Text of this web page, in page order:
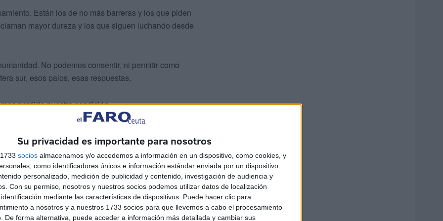
Su privacidad es importante para nosotros
socios almacenamos y/o accedemos a información en un dispositivo, como cookies, y
como identificadores únicos e información estándar enviada por un dispositivo
personalizado, medición de publicidad y contenido, investigación de audiencia y
Con su permiso, nosotros y nuestros socios podemos utilizar datos de localización
mediante las características de dispositivos. Puede hacer clic para
a nosotros y a nuestros 1733 socios para que llevemos a cabo el procesamiento
De forma alternativa, puede acceder a información más detallada y cambiar sus
Están los de no más barreras y los que piden
mayor dureza y los que siguen luchando desde
No podemos consentir, ni permitir como
sur, esos palos, esas respuestas.
perdido nuestra condición.
opinión. Quizá esperando una reacción política o
la falsaNavidad en una frontera sur en la que